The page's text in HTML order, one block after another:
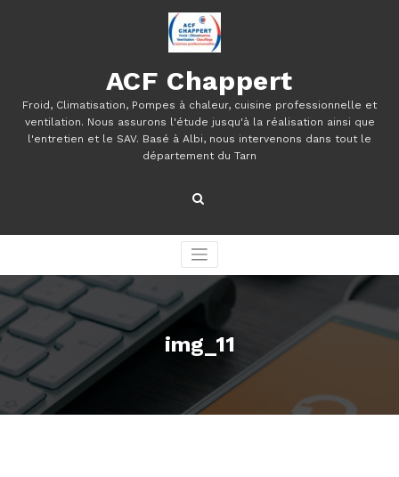
ACF Chappert
Froid, Climatisation, Pompes à chaleur, cuisine professionnelle et
ventilation. Nous assurons l'étude jusqu'à la réalisation ainsi que
l'entretien et le SAV. Basé à Albi, nous intervenons dans tout le
département du Tarn
img_11